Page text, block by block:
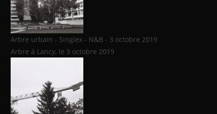
Arbre urbain - Singlex - N&B - 3 octobre 2019
Arbre à Lancy, le 3 octobre 2019